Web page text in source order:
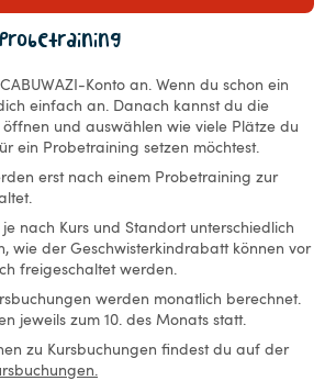
Konto an. Wenn du schon ein
einfach an. Danach kannst du die
und auswählen wie viele Plätze du
ein Probetraining setzen möchtest.
erst nach einem Probetraining zur
nach Kurs und Standort unterschiedlich
wie der Geschwisterkindrabatt können vor
freigeschaltet werden.
werden monatlich berechnet.
jeweils zum 10. des Monats statt.
zu Kursbuchungen findest du auf der